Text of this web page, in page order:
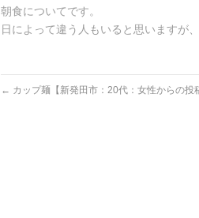
朝食についてです。
日によって違う人もいると思いますが
← カップ麺【新発田市：20代：女性からの投